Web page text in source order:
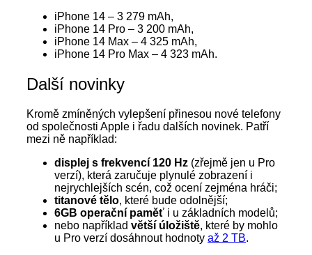
iPhone 14 – 3 279 mAh,
iPhone 14 Pro – 3 200 mAh,
iPhone 14 Max – 4 325 mAh,
iPhone 14 Pro Max – 4 323 mAh.
Další novinky
Kromě zmíněných vylepšení přinesou nové telefony
od společnosti Apple i řadu dalších novinek. Patří
mezi ně například:
displej s frekvencí 120 Hz (zřejmě jen u Pro
verzí), která zaručuje plynulé zobrazení i
nejrychlejších scén, což ocení zejména hráči;
titanové tělo, které bude odolnější;
6GB operační paměť i u základních modelů;
nebo například větší úložiště, které by mohlo
u Pro verzí dosáhnout hodnoty až 2 TB.